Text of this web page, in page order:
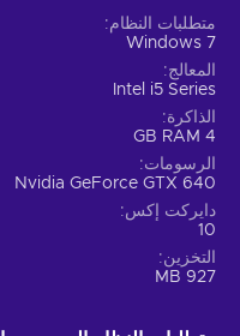
متطلبات النظام
Windows 7
المعالج
Intel i5 Series
الذاكرة
4 GB RAM
الرسومات
Nvidia GeForce GTX 640
دايركت إكس
10
التخزين
927 MB